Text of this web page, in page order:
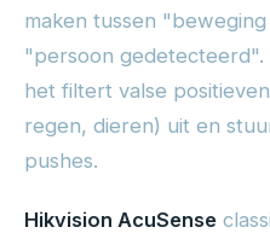
maken tussen
"persoon gedetecteerd".
het filtert valse
regen, dieren) uit en
pushes.
Hikvision AcuSense